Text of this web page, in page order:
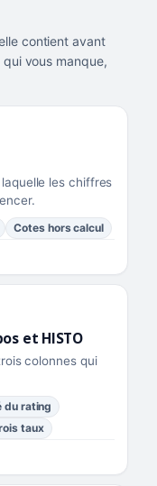
contient avant
vous manque,
les chiffres
Cotes hors calcul
et HISTO
colonnes qui
du rating
taux